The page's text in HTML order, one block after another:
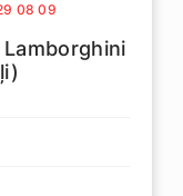
08 09